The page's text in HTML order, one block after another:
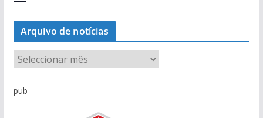
Arquivo de notícias
r
q
pub